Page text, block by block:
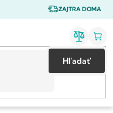
ZAJTRA DOMA
Hľadať